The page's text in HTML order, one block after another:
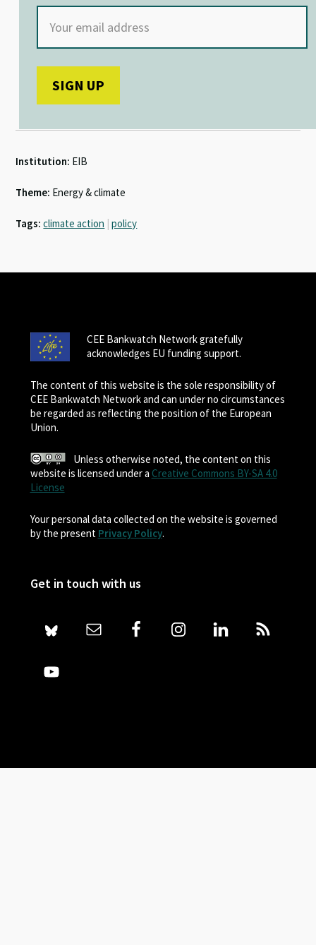
Institution: EIB
Theme: Energy & climate
Tags: climate action policy
CEE Bankwatch Network gratefully
acknowledges EU funding support.
The content of this website is the sole responsibility of
CEE Bankwatch Network and can under no circumstances
be regarded as reflecting the position of the European
Union.
Unless otherwise noted, the content on this
website is licensed under a Creative Commons BY-SA 4.0
License
Your personal data collected on the website is governed
by the present Privacy Policy.
Get in touch with us